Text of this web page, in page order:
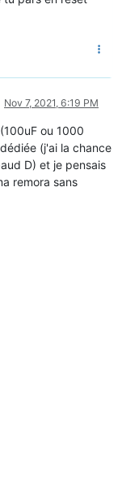
Nov 7, 2021, 6:19 PM
ou 1000
(j'ai la chance
D) et je pensais
remora sans